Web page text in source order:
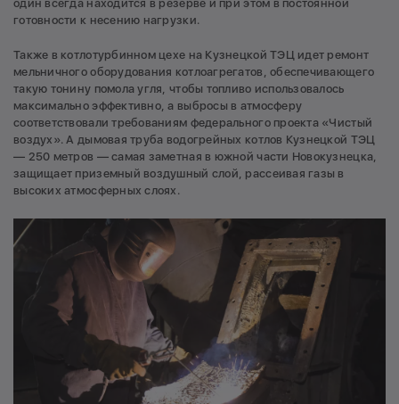
один всегда находится в резерве и при этом в постоянной
готовности к несению нагрузки.
Также в котлотурбинном цехе на Кузнецкой ТЭЦ идет ремонт
мельничного оборудования котлоагрегатов, обеспечивающего
такую тонину помола угля, чтобы топливо использовалось
максимально эффективно, а выбросы в атмосферу
соответствовали требованиям федерального проекта «Чистый
воздух». А дымовая труба водогрейных котлов Кузнецкой ТЭЦ
— 250 метров — самая заметная в южной части Новокузнецка,
защищает приземный воздушный слой, рассеивая газы в
высоких атмосферных слоях.